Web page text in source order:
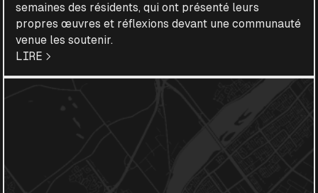
semaines des résidents, qui ont présenté leurs
propres œuvres et réflexions devant une communauté
venue les soutenir.
LIRE